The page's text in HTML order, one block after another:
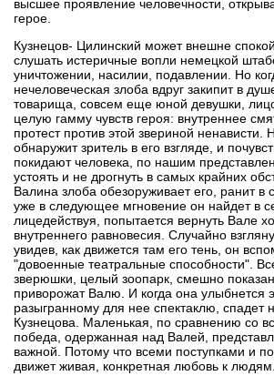
высшее проявление человечности,
герое.
Кузнецов- Цилинский может внешне
слушать истеричные вопли немецкой
уничтожении, насилии, подавлении. Но
нечеловеческая злоба вдруг закипит в
товарища, совсем еще юной девушки,
целую гамму чувств героя: внутреннее
протест против этой звериной ненависти.
обнаружит зритель в его взгляде, и
покидают человека, по нашим
устоять и не дрогнуть в самых крайних
Валина злоба обезоруживает его, ранит
уже в следующее мгновение он найдет в
лицедействуя, попытается вернуть Вале
внутреннего равновесия. Случайно
увидев, как движется там его тень, он
"довоенные театральные способности".
зверюшки, целый зоопарк, смешно
приворожат Валю. И когда она улыбнется
разыгранному для нее спектаклю, спадет
Кузнецова. Маленькая, по сравнению со
победа, одержанная над Валей,
важной. Потому что всеми поступками и
движет живая, конкретная любовь к людям.